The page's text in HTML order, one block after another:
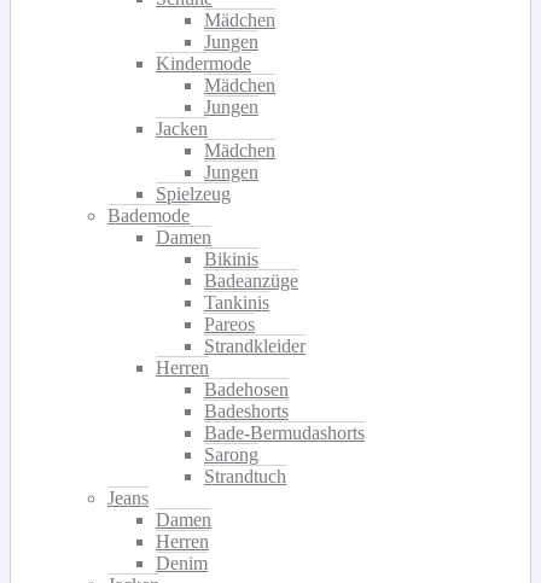
Mädchen
Jungen
Kindermode
Mädchen
Jungen
Jacken
Mädchen
Jungen
Spielzeug
Bademode
Damen
Bikinis
Badeanzüge
Tankinis
Pareos
Strandkleider
Herren
Badehosen
Badeshorts
Bade-Bermudashorts
Sarong
Strandtuch
Jeans
Damen
Herren
Denim